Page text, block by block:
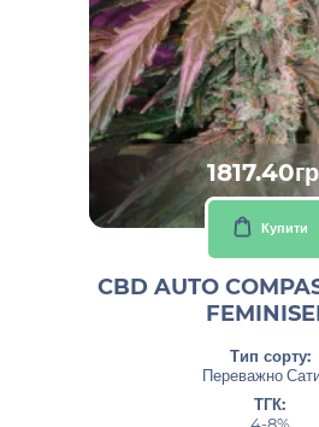
Купити
CBD AUTO
Тип сорту:
Переважно
ТГК:
4-8%